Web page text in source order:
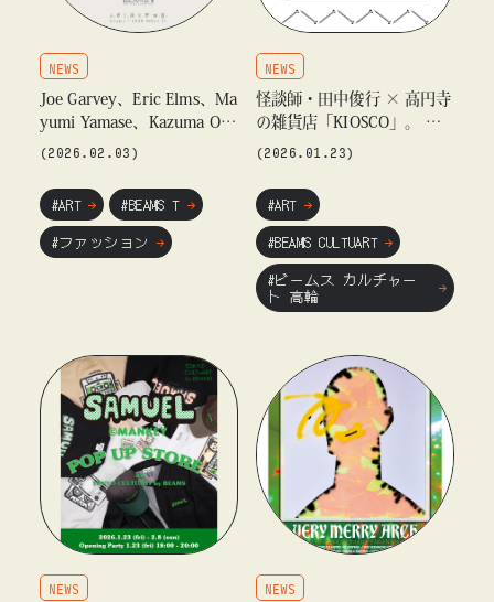
NEWS
Joe Garvey、Eric Elms、Ma
yumi Yamase、Kazuma Oga
ta の4名による合同アート
s』 を「ビームスT 原宿」に
て開催
(2026.02.03)
#ART
#BEAMS T
#ファッション
NEWS
怪談師・田中俊行 × 高円寺
の雑貨店「KIOSCO」。 呪
物と妖怪が交差する特別展
高輪」で開催
(2026.01.23)
#ART
#BEAMS CULTUART
#ビームス カルチャー
ト 高輪
NEWS NEWS